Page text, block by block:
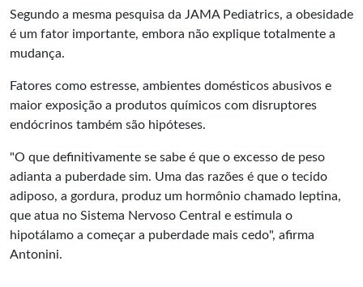
Segundo a mesma pesquisa da JAMA Pediatrics, a obesidade
é um fator importante, embora não explique totalmente a
mudança.
Fatores como estresse, ambientes domésticos abusivos e
maior exposição a produtos químicos com disruptores
endócrinos também são hipóteses.
"O que definitivamente se sabe é que o excesso de peso
adianta a puberdade sim. Uma das razões é que o tecido
adiposo, a gordura, produz um hormônio chamado leptina,
que atua no Sistema Nervoso Central e estimula o
hipotálamo a começar a puberdade mais cedo", afirma
Antonini.